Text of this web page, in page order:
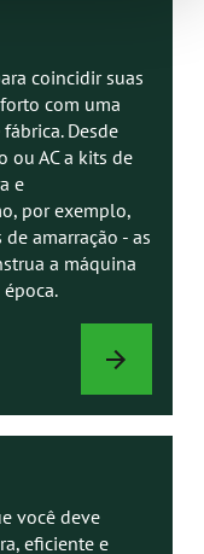
coincidir suas
com uma
Desde
ou AC a kits de
e
por exemplo,
amarração - as
a máquina
OPÇÕES
CARREGADOR
você deve
eficiente e